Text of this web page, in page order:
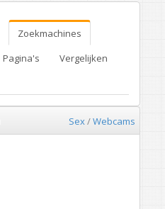
Zoekmachines
Pagina's
Vergelijken
Sex/Webcams